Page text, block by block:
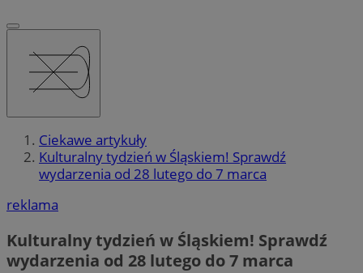
Ciekawe artykuły
Kulturalny tydzień w Śląskiem! Sprawdź
wydarzenia od 28 lutego do 7 marca
reklama
Kulturalny tydzień w Śląskiem! Sprawdź
wydarzenia od 28 lutego do 7 marca